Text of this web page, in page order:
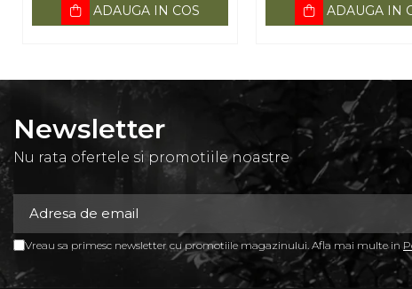
ADAUGA IN COS ADAUGA IN
Newsletter
Nu rata ofertele si promotiile noastre
Vreau sa primesc newsletter cu promotiile magazinului. Afla mai multe in